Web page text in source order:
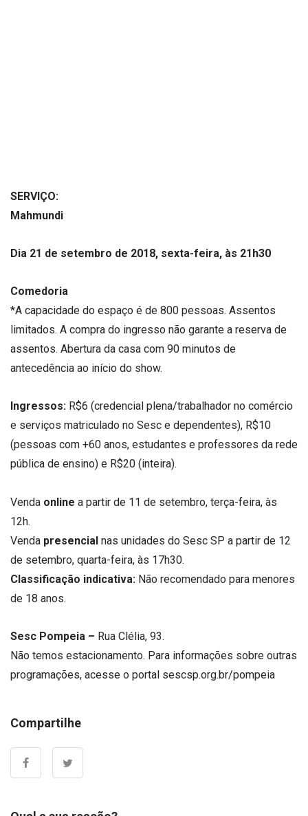
SERVIÇO:
Mahmundi
Dia 21 de setembro de 2018, sexta-feira, às 21h30
Comedoria
*A capacidade do espaço é de 800 pessoas. Assentos
limitados. A compra do ingresso não garante a reserva de
assentos. Abertura da casa com 90 minutos de
antecedência ao início do show.
Ingressos: R$6 (credencial plena/trabalhador no comércio
e serviços matriculado no Sesc e dependentes), R$10
(pessoas com +60 anos, estudantes e professores da rede
pública de ensino) e R$20 (inteira).
Venda online a partir de 11 de setembro, terça-feira, às
12h.
Venda presencial nas unidades do Sesc SP a partir de 12
de setembro, quarta-feira, às 17h30.
Classificação indicativa: Não recomendado para menores
de 18 anos.
Sesc Pompeia – Rua Clélia, 93.
Não temos estacionamento. Para informações sobre outras
programações, acesse o portal sescsp.org.br/pompeia
Compartilhe